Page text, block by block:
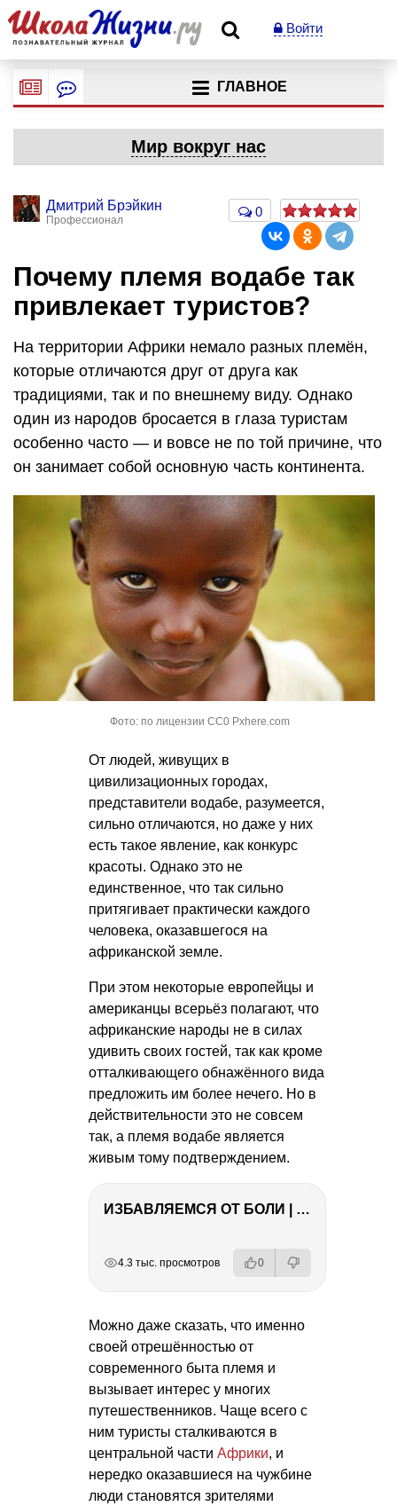
Войти
ГЛАВНОЕ
Мир вокруг нас
Дмитрий Брэйкин
Профессионал
0
Почему племя водабе так
привлекает туристов?
На территории Африки немало разных племён,
которые отличаются друг от друга как
традициями, так и по внешнему виду. Однако
один из народов бросается в глаза туристам
особенно часто — и вовсе не по той причине, что
он занимает собой основную часть континента.
Фото: по лицензии CC0 Pxhere.com
От людей, живущих в
цивилизационных городах,
представители водабе, разумеется,
сильно отличаются, но даже у них
есть такое явление, как конкурс
красоты. Однако это не
единственное, что так сильно
притягивает практически каждого
человека, оказавшегося на
африканской земле.
При этом некоторые европейцы и
американцы всерьёз полагают, что
африканские народы не в силах
удивить своих гостей, так как кроме
отталкивающего обнажённого вида
предложить им более нечего. Но в
действительности это не совсем
так, а племя водабе является
живым тому подтверждением.
ИЗБАВЛЯЕМСЯ ОТ БОЛИ | Важность режима и питания
4.3 тыс. просмотров 0
Можно даже сказать, что именно
своей отрешённостью от
современного быта племя и
вызывает интерес у многих
путешественников. Чаще всего с
ним туристы сталкиваются в
центральной части Африки, и
нередко оказавшиеся на чужбине
люди становятся зрителями